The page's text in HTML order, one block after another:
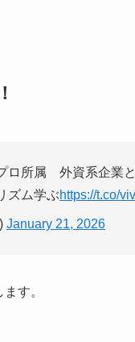
ロ所属 外資系企業
ズム学ぶhttps://t.co/
January 21, 2026
す。